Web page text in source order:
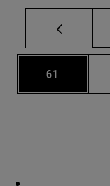
Página
61